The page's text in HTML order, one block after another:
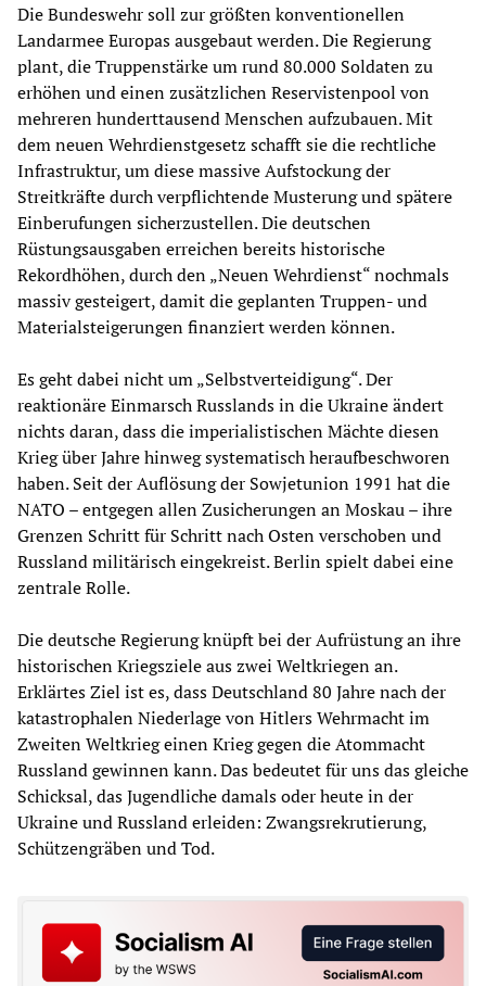
Die Bundeswehr soll zur größten konventionellen
Landarmee Europas ausgebaut werden. Die Regierung
plant, die Truppenstärke um rund 80.000 Soldaten zu
erhöhen und einen zusätzlichen Reservistenpool von
mehreren hunderttausend Menschen aufzubauen. Mit
dem neuen Wehrdienstgesetz schafft sie die rechtliche
Infrastruktur, um diese massive Aufstockung der
Streitkräfte durch verpflichtende Musterung und spätere
Einberufungen sicherzustellen. Die deutschen
Rüstungsausgaben erreichen bereits historische
Rekordhöhen, durch den „Neuen Wehrdienst“ nochmals
massiv gesteigert, damit die geplanten Truppen- und
Materialsteigerungen finanziert werden können.
Es geht dabei nicht um „Selbstverteidigung“. Der
reaktionäre Einmarsch Russlands in die Ukraine ändert
nichts daran, dass die imperialistischen Mächte diesen
Krieg über Jahre hinweg systematisch heraufbeschworen
haben. Seit der Auflösung der Sowjetunion 1991 hat die
NATO – entgegen allen Zusicherungen an Moskau – ihre
Grenzen Schritt für Schritt nach Osten verschoben und
Russland militärisch eingekreist. Berlin spielt dabei eine
zentrale Rolle.
Die deutsche Regierung knüpft bei der Aufrüstung an ihre
historischen Kriegsziele aus zwei Weltkriegen an.
Erklärtes Ziel ist es, dass Deutschland 80 Jahre nach der
katastrophalen Niederlage von Hitlers Wehrmacht im
Zweiten Weltkrieg einen Krieg gegen die Atommacht
Russland gewinnen kann. Das bedeutet für uns das gleiche
Schicksal, das Jugendliche damals oder heute in der
Ukraine und Russland erleiden: Zwangsrekrutierung,
Schützengräben und Tod.